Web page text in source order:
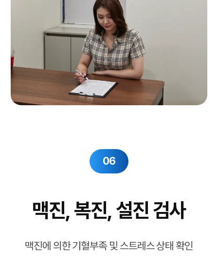
06
맥진, 복진, 설진 검사
맥진에 의한 기혈부족 및 스트레스 상태 확인